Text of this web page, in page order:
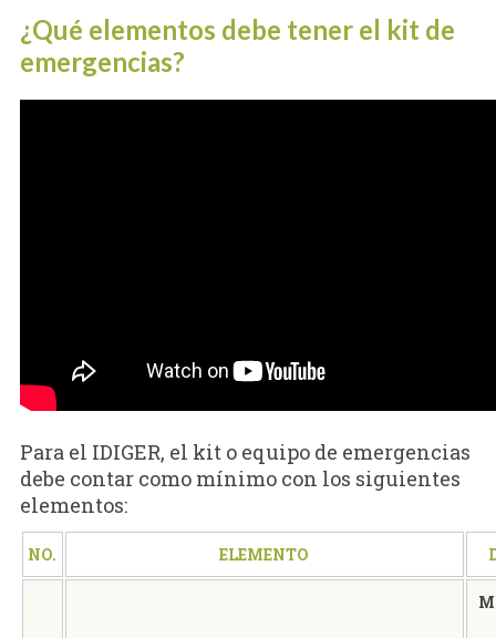
¿Qué elementos debe tener el kit de
emergencias?
Para el IDIGER, el kit o equipo de emergencias
debe contar como mínimo con los siguientes
elementos:
NO. ELEMENTO